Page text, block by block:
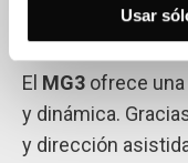
Usar
El MG3 ofrece
y dinámica.
y dirección